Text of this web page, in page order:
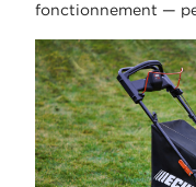
fonctionnement —